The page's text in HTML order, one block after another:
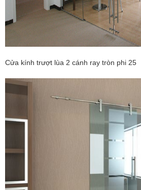
Cửa kính trượt lùa 2 cánh ray tròn phi 25